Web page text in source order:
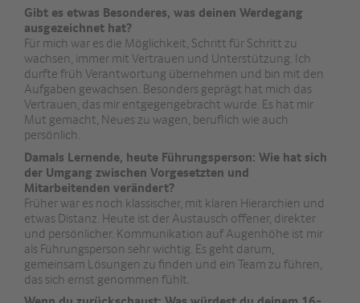
Gibt es etwas Besonderes, was deinen Werdegang
ausgezeichnet hat?
Für mich war es die Möglichkeit, Schritt für Schritt zu
wachsen, immer mit Vertrauen und Unterstützung. Ich
durfte früh Verantwortung übernehmen und bin mit den
Aufgaben gewachsen. Besonders geprägt hat mich das
Vertrauen, das mir entgegengebracht wurde. Es hat mir
Mut gemacht, Neues zu wagen, beruflich wie auch
persönlich.
Damals Lernende, heute Führungsperson: Wie hat sich
der Umgang zwischen Vorgesetzten und
Mitarbeitenden verändert?
Früher war es noch klassischer, mit klaren Hierarchien und
etwas Distanz. Heute ist der Austausch offener, direkter
und persönlicher. Kommunikation auf Augenhöhe ist mir
als Führungsperson sehr wichtig. Es geht darum,
gemeinsam Lösungen zu finden und ein Team zu führen,
das sich ernst genommen fühlt.